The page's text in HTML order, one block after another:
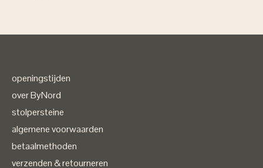
openingstijden
over ByNord
stolpersteine
algemene voorwaarden
betaalmethoden
verzenden & retourneren